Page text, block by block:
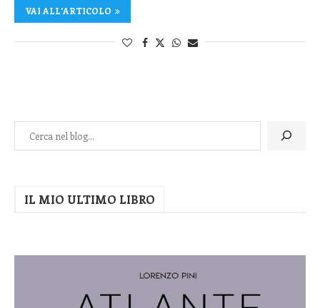
VAI ALL'ARTICOLO
IL MIO ULTIMO LIBRO